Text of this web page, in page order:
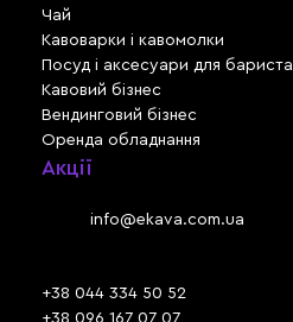
Чай
Кавоварки і кавомолки
Посуд і аксесуари для бариста
Кавовий бізнес
Вендинговий бізнес
Оренда обладнання
Акції
info@ekava.com.ua
+38 044 334 50 52
+38 096 167 07 07